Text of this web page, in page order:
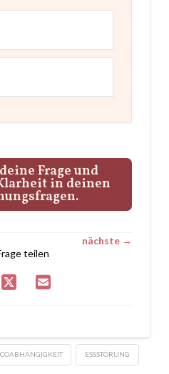
Frage und
in deinen
nächste →
teilen
COABHÄNGIGKEIT ESSSTÖRUNG